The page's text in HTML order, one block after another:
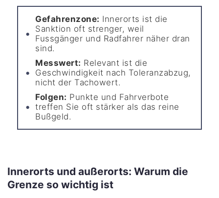
Gefahrenzone: Innerorts ist die
Sanktion oft strenger, weil
Fussgänger und Radfahrer näher dran
sind.
Messwert: Relevant ist die
Geschwindigkeit nach Toleranzabzug,
nicht der Tachowert.
Folgen: Punkte und Fahrverbote
treffen Sie oft stärker als das reine
Bußgeld.
Innerorts und außerorts: Warum die
Grenze so wichtig ist